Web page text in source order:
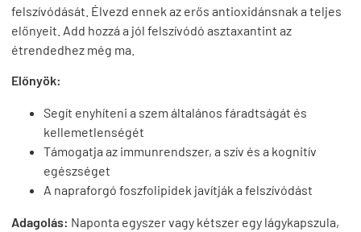
felszívódását. Élvezd ennek az erős antioxidánsnak a teljes
előnyeit. Add hozzá a jól felszívódó asztaxantint az
étrendedhez még ma.
Előnyök:
Segít enyhíteni a szem általános fáradtságát és
kellemetlenségét
Támogatja az immunrendszer, a szív és a kognitív
egészséget
A napraforgó foszfolipidek javítják a felszívódást
Adagolás: Naponta egyszer vagy kétszer egy lágykapszula,